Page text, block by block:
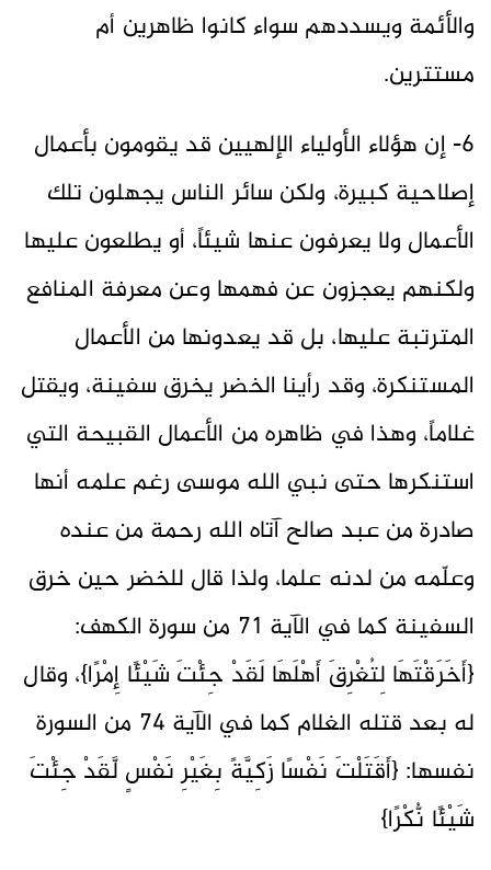
والأئمة ويسددهم سواء كانوا ظاهرين أم
مستترين.
6- إن هؤلاء الأولياء الإلهيين قد يقومون بأعمال
إصلاحية كبيرة، ولكن سائر الناس يجهلون تلك
الأعمال ولا يعرفون عنها شيئاً، أو يطلعون عليها
ولكنهم يعجزون عن فهمها وعن معرفة المنافع
المترتبة عليها، بل قد يعدونها من الأعمال
المستنكرة، وقد رأينا الخضر يخرق سفينة، ويقتل
غلاماً، وهذا في ظاهره من الأعمال القبيحة التي
استنكرها حتى نبي الله موسى رغم علمه أنها
صادرة من عبد صالح آتاه الله رحمة من عنده
وعلّمه من لدنه علما، ولذا قال للخضر حين خرق
السفينة كما في الآية 71 من سورة الكهف:
{أَخَرَقْتَهَا لِتُغْرِقَ أَهْلَهَا لَقَدْ جِئْتَ شَيْئًا إِمْرًا}، وقال
له بعد قتله الغلام كما في الآية 74 من السورة
نفسها: {أَقَتَلْتَ نَفْسًا زَكِيَّةً بِغَيْرِ نَفْسٍ لَّقَدْ جِئْتَ
شَيْئًا نُّكْرًا}